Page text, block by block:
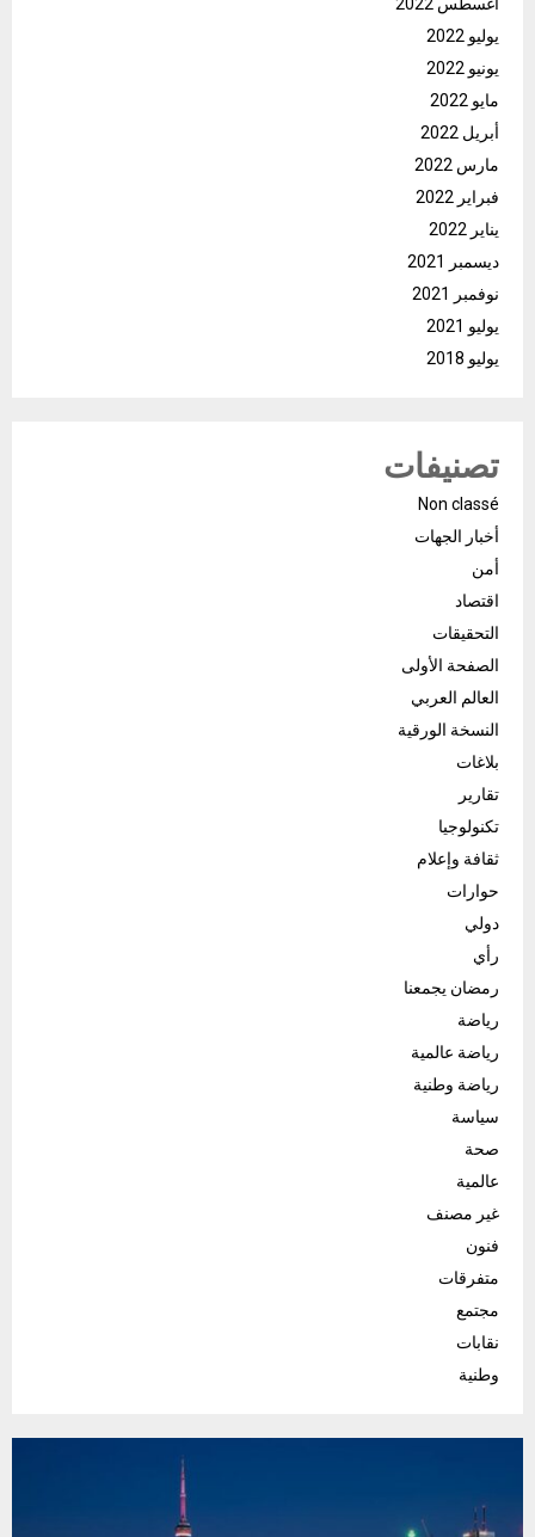
يوليو 2022
يونيو 2022
مايو 2022
أبريل 2022
مارس 2022
فبراير 2022
يناير 2022
ديسمبر 2021
نوفمبر 2021
يوليو 2021
يوليو 2018
تصنيفات
Non classé
أخبار الجهات
أمن
اقتصاد
التحقيقات
الصفحة الأولى
العالم العربي
النسخة الورقية
بلاغات
تقارير
تكنولوجيا
ثقافة وإعلام
حوارات
دولي
رأي
رمضان يجمعنا
رياضة
رياضة عالمية
رياضة وطنية
سياسة
صحة
عالمية
غير مصنف
فنون
متفرقات
مجتمع
نقابات
وطنية